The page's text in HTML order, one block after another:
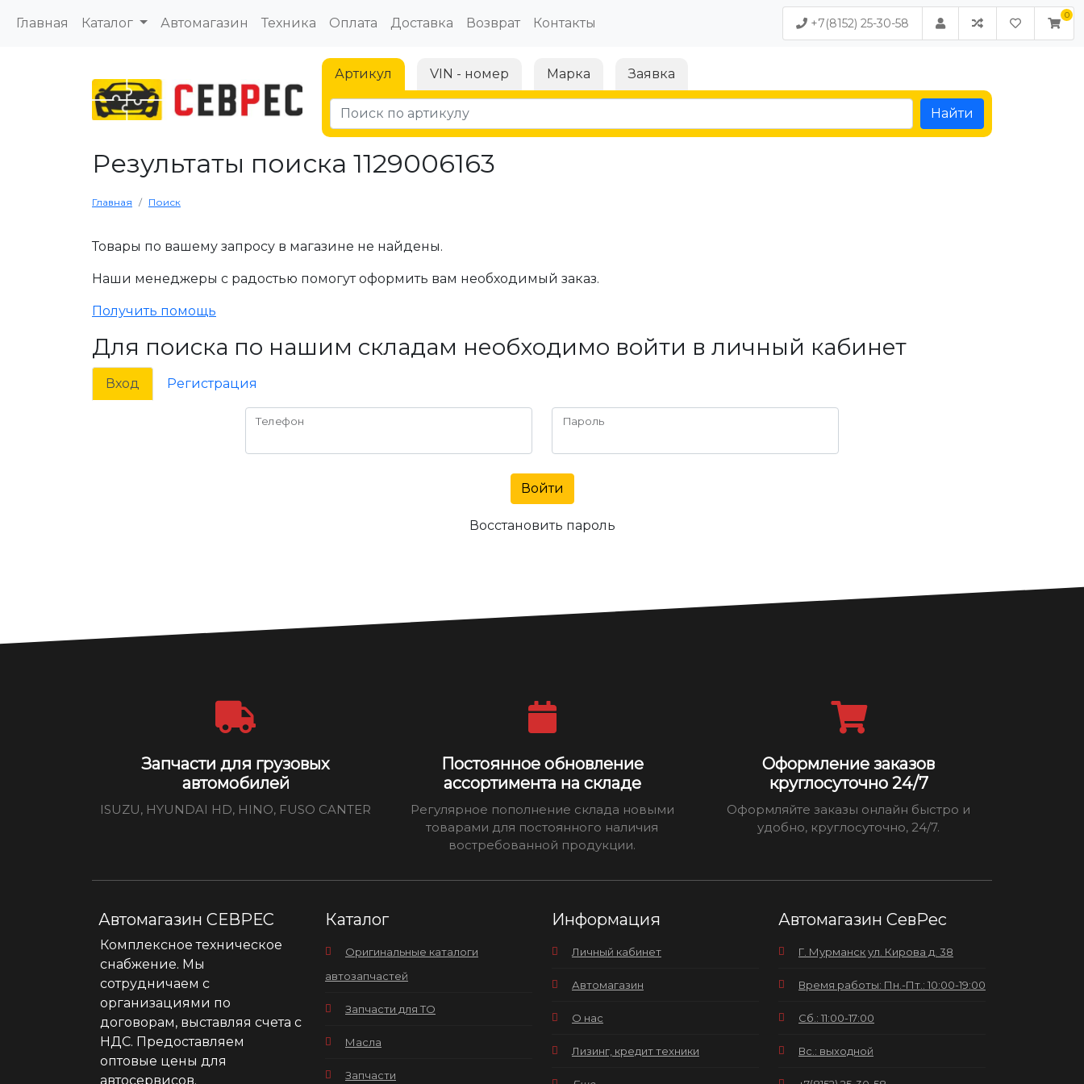
Главная Каталог Автомагазин Техника Оплата Доставка Возврат Контакты +7(8152) 25-30-58
Артикул VIN - номер Марка Заявка
Найти
Результаты поиска 1129006163
Главная Поиск
Товары по вашему запросу в магазине не найдены.
Наши менеджеры с радостью помогут оформить вам необходимый заказ.
Получить помощь
Для поиска по нашим складам необходимо войти в личный кабинет
Вход Регистрация
Телефон Пароль
Войти
Восстановить пароль
Запчасти для грузовых
автомобилей
ISUZU, HYUNDAI HD, HINO, FUSO CANTER
Постоянное обновление
ассортимента на складе
Регулярное пополнение склада новыми
товарами для постоянного наличия
востребованной продукции.
Оформление заказов
круглосуточно 24/7
Оформляйте заказы онлайн быстро и
удобно, круглосуточно, 24/7.
Автомагазин СЕВРЕС
Комплексное техническое
снабжение. Мы
сотрудничаем с
организациями по
договорам, выставляя счета с
НДС. Предоставляем
оптовые цены для
автосервисов.
Каталог
Оригинальные каталоги
автозапчастей
Запчасти для ТО
Масла
Запчасти
Информация
Личный кабинет
Автомагазин
О нас
Лизинг, кредит техники
Автомагазин СевРес
Г. Мурманск ул. Кирова д. 38
Время работы: Пн.-Пт.: 10:00-19:00
Сб.: 11:00-17:00
Вс.: выходной